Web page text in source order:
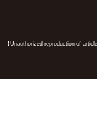
【Unauthorized reproduction of